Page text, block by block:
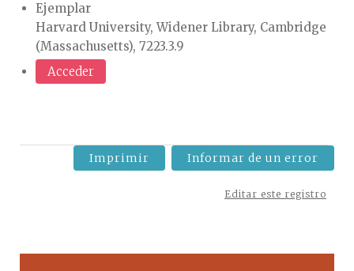
Ejemplar
Harvard University, Widener Library, Cambridge
(Massachusetts), 7223.3.9
Acceder
Imprimir Informar de un error
Editar este registro